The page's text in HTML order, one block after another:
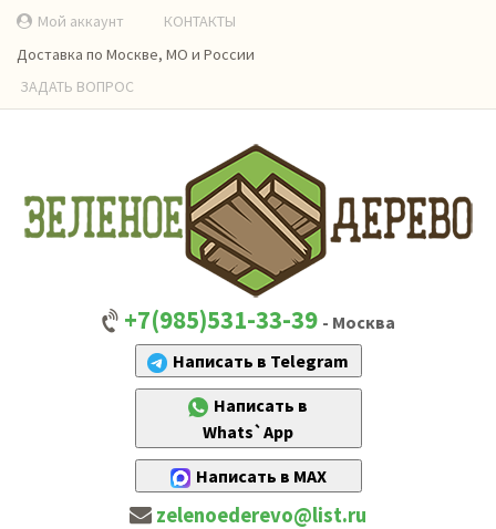
Мой аккаунт
КОНТАКТЫ
Доставка по Москве, МО и России
ЗАДАТЬ ВОПРОС
+7(985)531-33-39 - Москва
Написать в Telegram
Написать в
Whats`App
Написать в MAX
zelenoederevo@list.ru